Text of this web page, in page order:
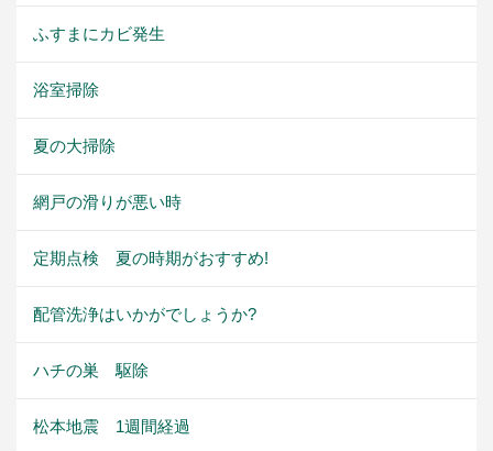
ふすまにカビ発生
浴室掃除
夏の大掃除
網戸の滑りが悪い時
定期点検 夏の時期がおすすめ!
配管洗浄はいかがでしょうか?
ハチの巣 駆除
松本地震 1週間経過